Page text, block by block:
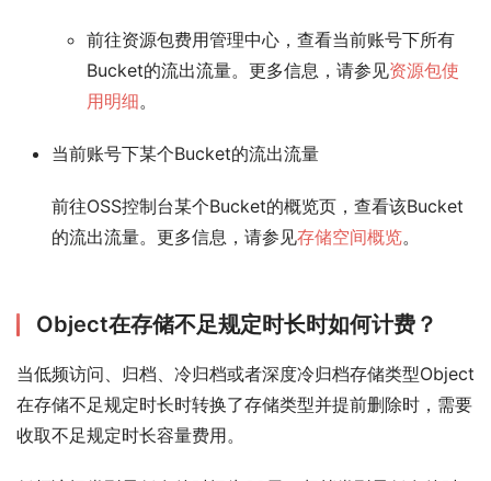
前往资源包费用管理中心，查看当前账号下所有
Bucket的流出流量。更多信息，请参见资源包使
用明细。
当前账号下某个Bucket的流出流量
前往OSS控制台某个Bucket的概览页，查看该Bucket
的流出流量。更多信息，请参见存储空间概览。
Object在存储不足规定时长时如何计费？
当低频访问、归档、冷归档或者深度冷归档存储类型Object
在存储不足规定时长时转换了存储类型并提前删除时，需要
收取不足规定时长容量费用。